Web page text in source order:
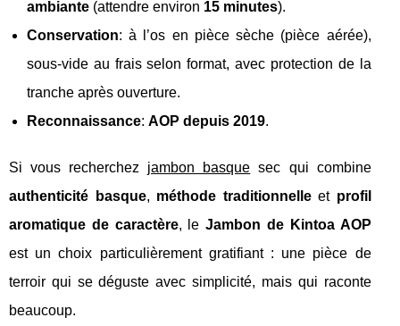
ambiante (attendre environ 15 minutes).
Conservation: à l’os en pièce sèche (pièce aérée),
sous-vide au frais selon format, avec protection de la
tranche après ouverture.
Reconnaissance: AOP depuis 2019.
Si vous recherchez jambon basque sec qui combine
authenticité basque, méthode traditionnelleet profil
aromatique de caractère, leJambon de Kintoa AOP
est un choix particulièrement gratifiant : une pièce de
terroir qui se déguste avec simplicité, mais qui raconte
beaucoup.